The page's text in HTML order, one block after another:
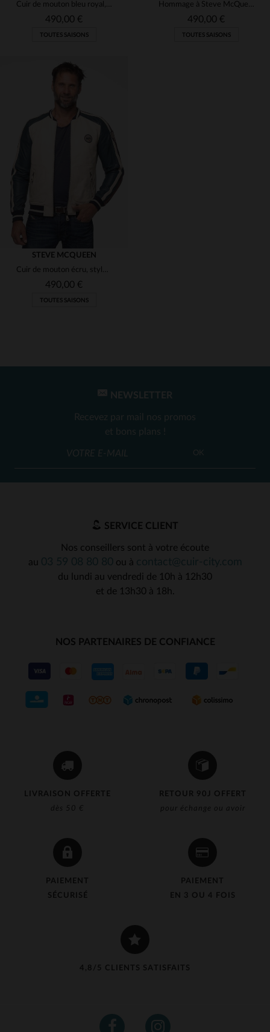
Cuir de mouton bleu royal, style racing inspiré par Steve McQueen.
490,00 €
TOUTES SAISONS
Hommage à Steve McQueen, ce blouson en cuir de mouton rouge foncé est léger et souple.
490,00 €
TOUTES SAISONS
TAILLES DISPONIBLES
STEVE MCQUEEN
Cuir de mouton écru, style McQueen. Coupe regular et intemporelle.
490,00 €
TOUTES SAISONS
LIVRAISON OFFERTE
dès 50 €
RETOUR 90J OFFERT
pour échange ou avoir
PAIEMENT
SÉCURISÉ
PAIEMENT
EN 3 OU 4 FOIS
4,8/5 CLIENTS SATISFAITS
NEWSLETTER
Recevez par mail nos promos
et bons plans !
OK
SERVICE CLIENT
Nos conseillers sont à votre écoute
au
ou à
du lundi au vendredi de 10h à 12h30
et de 13h30 à 18h.
NOS PARTENAIRES DE CONFIANCE